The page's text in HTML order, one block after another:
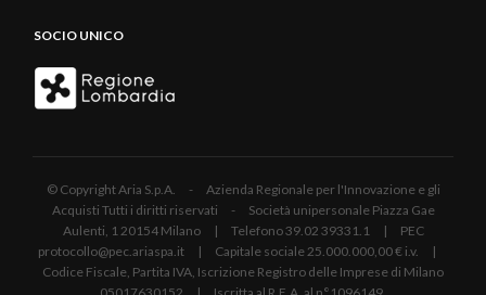
SOCIO UNICO
© Copyright Aria S.p.A. - Azienda Regionale per l'Innovazione e gli
Acquisti Tutti i diritti riservati - Società unipersonale Piazza Gae
Aulenti, 1 20154 Milano | Telefono 39.02 39331.1 | PEC
protocollo@pec.ariaspa.it | Capitale sociale 25.000.000,00 € i.v. |
Codice Fiscale, Partita IVA, Iscrizione Registro delle Imprese di Milano